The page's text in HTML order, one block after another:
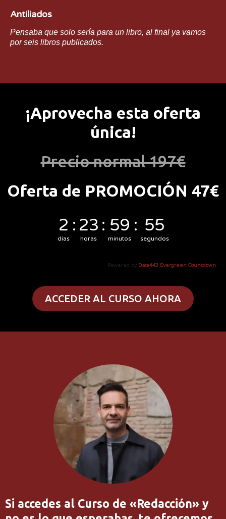
Antiliados
Pensaba que solo sería para un libro, al final ya vamos
por seis libros publicados.
¡Aprovecha esta oferta
única!
Precio normal 197€
Oferta de PROMOCIÓN 47€
2
días
: 23
horas
: 59
minutos
: 54
segundos
Powered by Data443 Evergreen Countdown
ACCEDER AL CURSO AHORA
Si accedes al Curso de «Redacción» y